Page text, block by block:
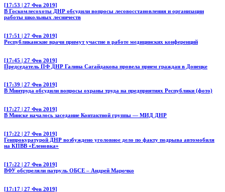
[17:53 | 27 Фев 2019]
В Госкомлесохоты ДНР обсудили вопросы лесовосстановления и организации
работы школьных лесничеств
[17:51 | 27 Фев 2019]
Республиканские врачи примут участие в работе медицинских конференций
[17:45 | 27 Фев 2019]
Председатель ПФ ДНР Галина Сагайдакова провела прием граждан в Донецке
[17:39 | 27 Фев 2019]
В Минтруда обсудили вопросы охраны труда на предприятиях Республики (фото)
[17:27 | 27 Фев 2019]
В Минске началось заседание Контактной группы — МИД ДНР
[17:22 | 27 Фев 2019]
Генпрокуратурой ДНР возбуждено уголовное дело по факту подрыва автомобиля
на КПВВ «Еленовка»
[17:22 | 27 Фев 2019]
ВФУ обстреляли патруль ОБСЕ – Андрей Марочко
[17:17 | 27 Фев 2019]